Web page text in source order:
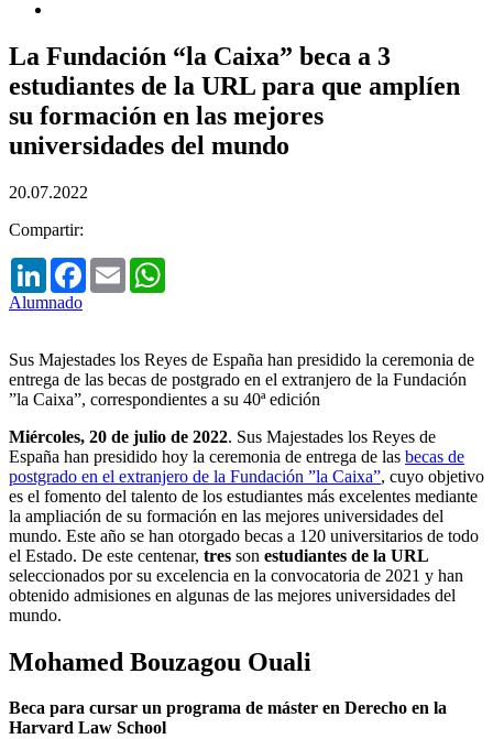
La Fundación “la Caixa” beca a 3
estudiantes de la URL para que amplíen
su formación en las mejores
universidades del mundo
20.07.2022
Compartir:
LinkedInFacebook
Email
Alumnado
Sus Majestades los Reyes de España han presidido la ceremonia de
entrega de las becas de postgrado en el extranjero de la Fundación
”la Caixa”, correspondientes a su 40ª edición
Miércoles, 20 de julio de 2022. Sus Majestades los Reyes de
España han presidido hoy la ceremonia de entrega de las becas de
postgrado en el extranjero de la Fundación ”la Caixa”, cuyo objetivo
es el fomento del talento de los estudiantes más excelentes mediante
la ampliación de su formación en las mejores universidades del
mundo. Este año se han otorgado becas a 120 universitarios de todo
el Estado. De este centenar, tres son estudiantes de la URL
seleccionados por su excelencia en la convocatoria de 2021 y han
obtenido admisiones en algunas de las mejores universidades del
mundo.
Mohamed Bouzagou Ouali
Beca para cursar un programa de máster en Derecho en la
Harvard Law School